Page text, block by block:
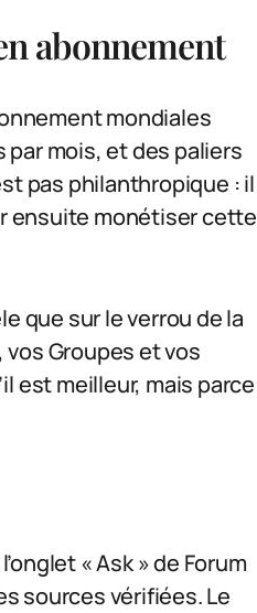
abonnement
mondiales
par mois, et des paliers
pas philanthropique : il
ensuite monétiser cette
que sur le verrou de la
Groupes et vos
est meilleur, mais parce
« Ask » de Forum
sources vérifiées. Le